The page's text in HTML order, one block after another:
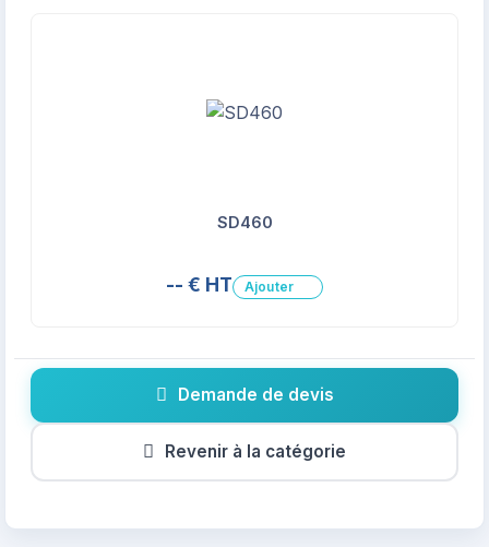
SD460
-- € HT Ajouter
Demande de devis
Revenir à la catégorie